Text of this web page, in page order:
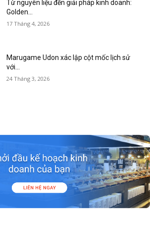
Từ nguyên liệu đến giải pháp kinh doanh:
Golden...
17 Tháng 4, 2026
Marugame Udon xác lập cột mốc lịch sử
với...
24 Tháng 3, 2026